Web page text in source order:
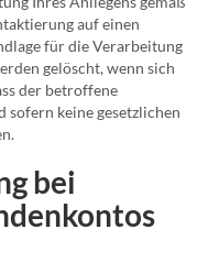
auf einen
für die Verarbeitung
gelöscht, wenn sich
der betroffene
sofern keine gesetzlichen
bei